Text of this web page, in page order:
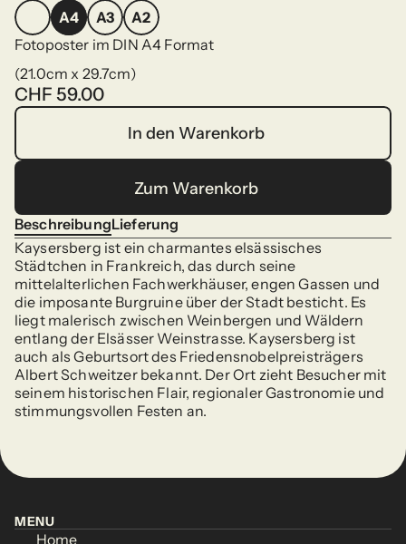
A4
A4
A3
A3
A2
A2
Fotoposter im DIN A4 Format
(21.0cm x 29.7cm)
CHF 59.00
In den Warenkorb
In den Warenkorb
Zum Warenkorb
Zum Warenkorb
Beschreibung
Beschreibung
Lieferung
Lieferung
Kaysersberg ist ein charmantes elsässisches
Städtchen in Frankreich, das durch seine
mittelalterlichen Fachwerkhäuser, engen Gassen und
die imposante Burgruine über der Stadt besticht. Es
liegt malerisch zwischen Weinbergen und Wäldern
entlang der Elsässer Weinstrasse. Kaysersberg ist
auch als Geburtsort des Friedensnobelpreisträgers
Albert Schweitzer bekannt. Der Ort zieht Besucher mit
seinem historischen Flair, regionaler Gastronomie und
stimmungsvollen Festen an.
MENU
Home